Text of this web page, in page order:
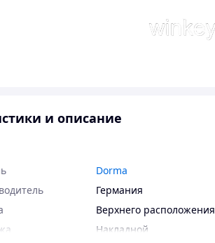
и описание
Dorma
Германия
Верхнего расположения
Накладной